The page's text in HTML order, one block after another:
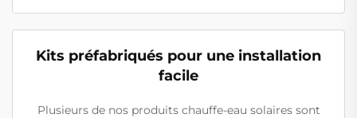
Kits préfabriqués pour une installation
facile
Plusieurs de nos produits chauffe-eau solaires sont